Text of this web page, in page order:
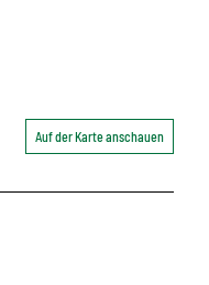
Auf der Karte anschauen